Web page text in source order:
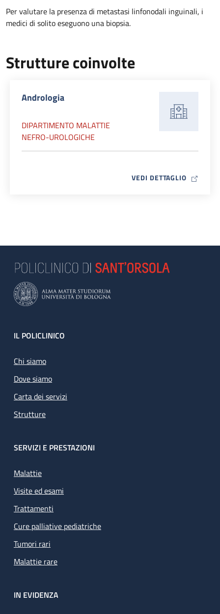
Per valutare la presenza di metastasi linfonodali inguinali, i
medici di solito eseguono una biopsia.
Strutture coinvolte
Andrologia
DIPARTIMENTO MALATTIE
NEFRO-UROLOGICHE
VEDI DETTAGLIO MAP ICON
Footer
IL POLICLINICO
Chi siamo
Dove siamo
Carta dei servizi
Strutture
SERVIZI E PRESTAZIONI
Malattie
Visite ed esami
Trattamenti
Cure palliative pediatriche
Tumori rari
Malattie rare
IN EVIDENZA